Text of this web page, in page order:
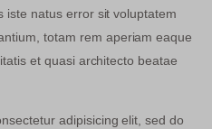
iste natus error sit voluptatem
totam rem aperiam eaque
et quasi architecto beatae
adipisicing elit, sed do